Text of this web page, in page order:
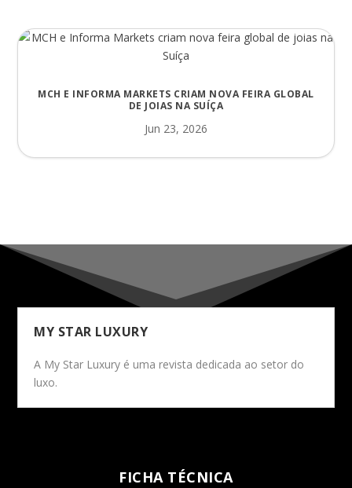
MCH E INFORMA MARKETS CRIAM NOVA FEIRA GLOBAL
DE JOIAS NA SUÍÇA
Jun 23, 2026
MY STAR LUXURY
A My Star Luxury é uma revista dedicada ao setor do
luxo.
FICHA TÉCNICA